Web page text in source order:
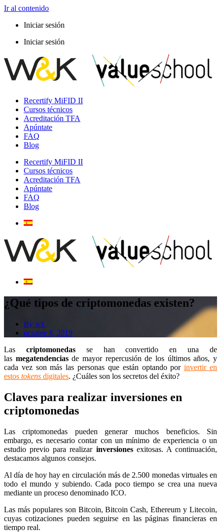
Ir al contenido
Iniciar sesión
Iniciar sesión
Recertify MiFID II
Cursos técnicos
Acreditación TFA
Apúntate
FAQ
Blog
Recertify MiFID II
Cursos técnicos
Acreditación TFA
Apúntate
FAQ
Blog
¿Qué tipos de criptomonedas existen?
By wk
octubre 8, 2019
Las criptomonedas se han convertido en una de
las megatendenciasde mayor repercusión de los últimos años, y
cada vez son más las personas que están optando porinvertir en
estos tokens digitales. ¿Cuáles son los secretos del éxito?
Claves para realizar inversiones en
criptomonedas
Las criptomonedas pueden generar muchos beneficios. Sin
embargo, es necesario contar con un mínimo de experiencia o un
estudio previo para realizar inversiones exitosas. A continuación,
destacamos algunos consejos.
Al día de hoy hay en circulación más de 2.500 monedas virtuales en
todo el mundo y subiendo. Cada poco tiempo se crea una nueva
mediante un proceso denominado ICO.
Las más populares son Bitcoin, Bitcoin Cash, Ethereum y Litecoin,
cuyas cotizaciones pueden seguirse en las páginas financieras en
tiempo real.